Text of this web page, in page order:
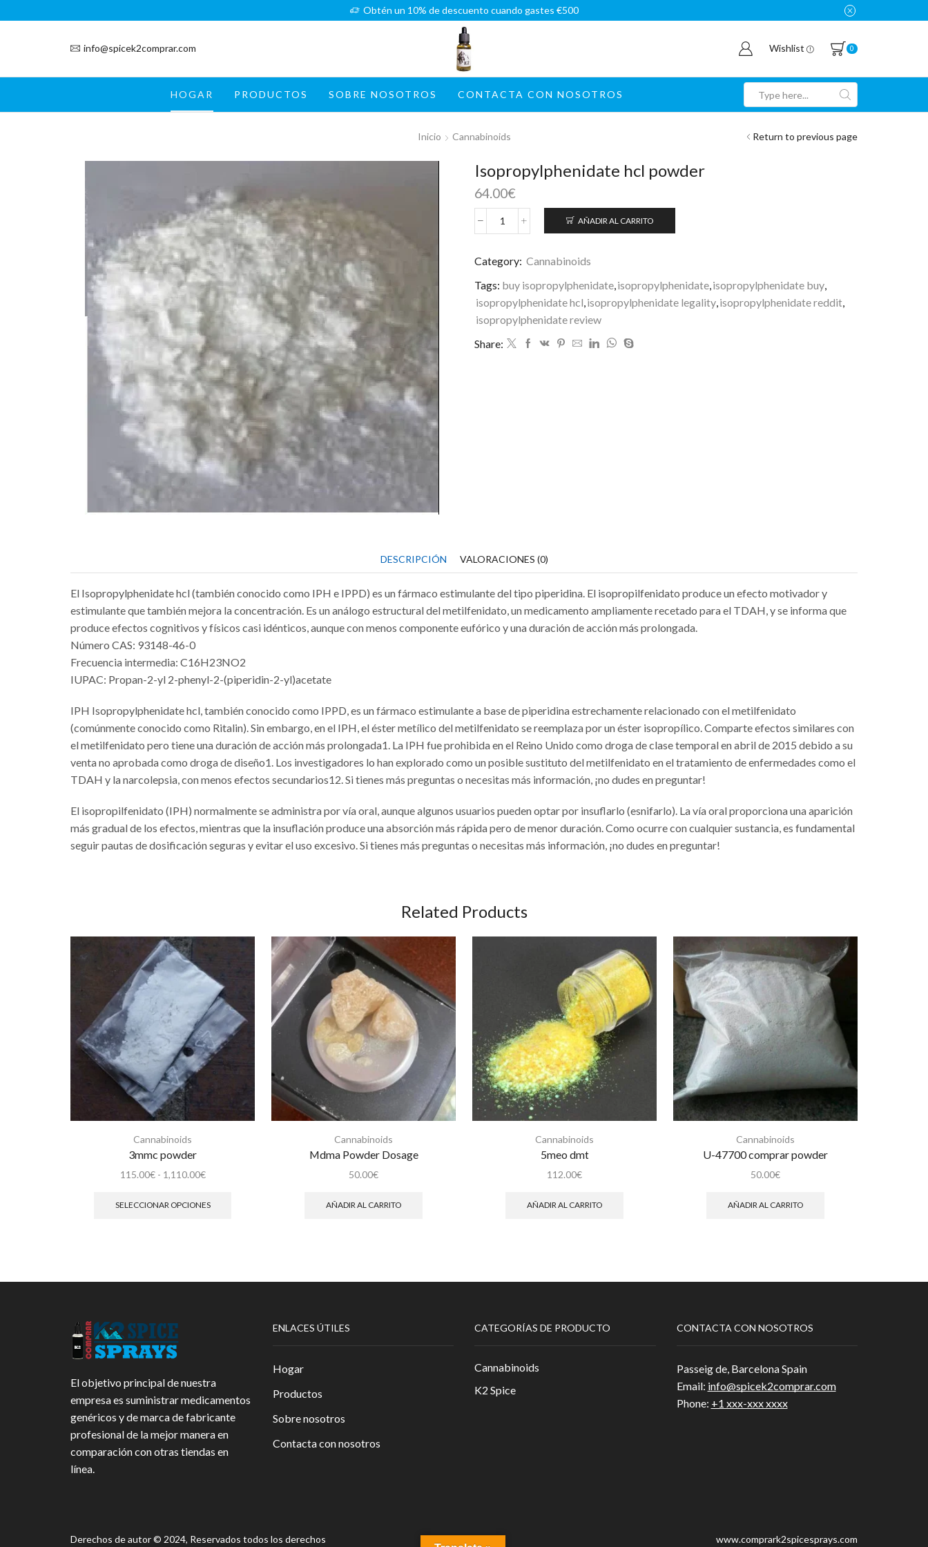
Obtén un 10% de descuento cuando gastes €500
info@spicek2comprar.com Wishlist 0
HOGAR PRODUCTOS SOBRE NOSOTROS CONTACTA CON NOSOTROS
Search
input
Inicio
Cannabinoids Return to previous page
Isopropylphenidate hcl powder
64.00€
Isopropylphenidate
powder
AÑADIR AL CARRITO
Category: Cannabinoids
Tags: buy isopropylphenidate isopropylphenidate isopropylphenidate buy
isopropylphenidate hcl isopropylphenidate legality isopropylphenidate reddit
isopropylphenidate review
Share:
DESCRIPCIÓN VALORACIONES (0)
El Isopropylphenidate hcl (también conocido como IPH e IPPD) es un fármaco estimulante del tipo piperidina. El isopropilfenidato produce un efecto motivador y
estimulante que también mejora la concentración. Es un análogo estructural del metilfenidato, un medicamento ampliamente recetado para el TDAH, y se informa que
produce efectos cognitivos y físicos casi idénticos, aunque con menos componente eufórico y una duración de acción más prolongada.
Número CAS: 93148-46-0
Frecuencia intermedia: C16H23NO2
IUPAC: Propan-2-yl 2-phenyl-2-(piperidin-2-yl)acetate
IPH Isopropylphenidate hcl, también conocido como IPPD, es un fármaco estimulante a base de piperidina estrechamente relacionado con el metilfenidato
(comúnmente conocido como Ritalin). Sin embargo, en el IPH, el éster metílico del metilfenidato se reemplaza por un éster isopropílico. Comparte efectos similares con
el metilfenidato pero tiene una duración de acción más prolongada1. La IPH fue prohibida en el Reino Unido como droga de clase temporal en abril de 2015 debido a su
venta no aprobada como droga de diseño1. Los investigadores lo han explorado como un posible sustituto del metilfenidato en el tratamiento de enfermedades como el
TDAH y la narcolepsia, con menos efectos secundarios12. Si tienes más preguntas o necesitas más información, ¡no dudes en preguntar!
El isopropilfenidato (IPH) normalmente se administra por vía oral, aunque algunos usuarios pueden optar por insuflarlo (esnifarlo). La vía oral proporciona una aparición
más gradual de los efectos, mientras que la insuflación produce una absorción más rápida pero de menor duración. Como ocurre con cualquier sustancia, es fundamental
seguir pautas de dosificación seguras y evitar el uso excesivo. Si tienes más preguntas o necesitas más información, ¡no dudes en preguntar!
Related Products
Cannabinoids
3mmc powder
115.00€ - 1,110.00€Rango
precios:
SELECCIONAR OPCIONES
Cannabinoids
Mdma Powder Dosage
50.00€
AÑADIR AL CARRITO
Cannabinoids
5meo dmt
112.00€
AÑADIR AL CARRITO
Cannabinoids
U-47700 comprar powder
50.00€
AÑADIR AL CARRITO
El objetivo principal de nuestra
empresa es suministrar medicamentos
genéricos y de marca de fabricante
profesional de la mejor manera en
comparación con otras tiendas en
línea.
ENLACES ÚTILES
Hogar
Productos
Sobre nosotros
Contacta con nosotros
CATEGORÍAS DE PRODUCTO
Cannabinoids
K2 Spice
CONTACTA CON NOSOTROS
Passeig de, Barcelona Spain
Email: info@spicek2comprar.com
Phone: +1 xxx-xxx xxxx
Derechos de autor © 2024, Reservados todos los derechos www.comprark2spicesprays.com